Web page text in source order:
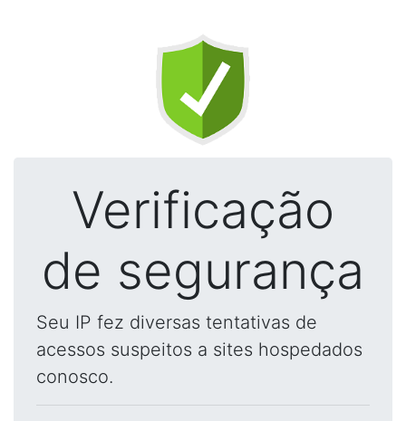
Verificação
de segurança
Seu IP fez diversas tentativas de
acessos suspeitos a sites hospedados
conosco.